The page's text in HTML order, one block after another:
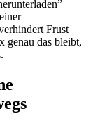
Frust
genau das bleibt,